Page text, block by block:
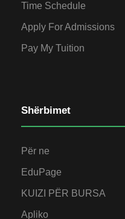
Time Schedule
Apply For Admissions
Pay My Tuition
Shërbimet
Për ne
EduPage
KUIZI PËR BURSA
Apliko